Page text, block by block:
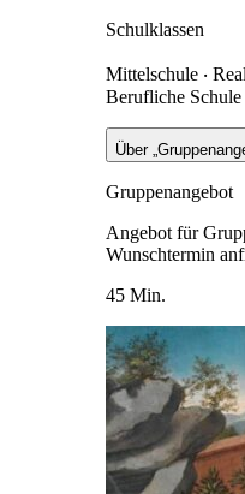
Schulklassen
Mittelschule ‧
Berufliche Schule
Über
Gruppenangebot
Angebot für
Wunschtermin
45 Min.